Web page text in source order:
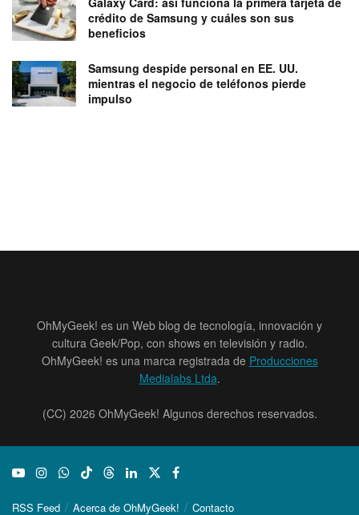
crédito de Samsung y cuáles son sus
beneficios
Samsung despide personal en EE. UU.
mientras el negocio de teléfonos pierde
impulso
OhMyGeek! es un Web blog de tecnología, innovación y
cultura Geek/Pop, con shows en televisión y radio.
OhMyGeek! es una marca registrada de Producciones
Medialabs Ltda.
(CC) 2026 OhMyGeek! Algunos derechos reservados.
RSS Feed Acerca de OhMyGeek! Contacto